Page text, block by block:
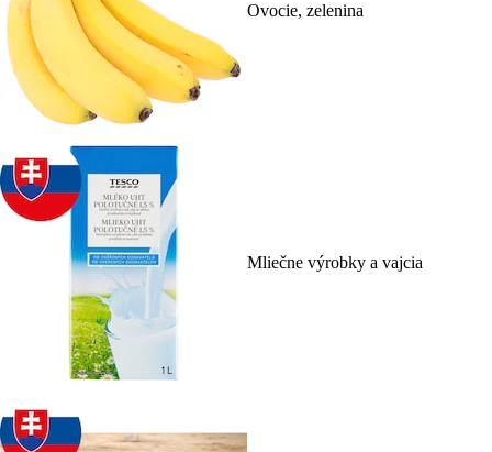
Ovocie, zelenina
Mliečne výrobky a vajcia